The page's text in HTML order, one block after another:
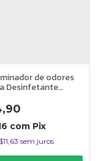
de odores
Desinfetante
com Pix
sem juros